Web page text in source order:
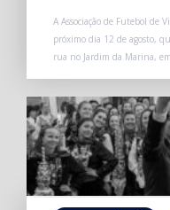
A Associação de Futebol de
próximo dia 12 de agosto,
rua no Jardim da Marina,